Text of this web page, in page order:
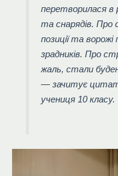
перетворилася в
та снарядів. Про
позиції та
зрадників. Про
жаль, стали
— зачитує
учениця 10 класу.